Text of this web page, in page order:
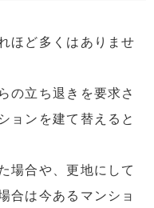
ほど多くはありませ
の立ち退きを要求さ
ョンを建て替えると
場合や、更地にして
合は今あるマンショ